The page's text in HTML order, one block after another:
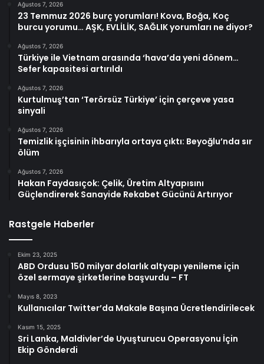
Ağustos 7, 2026
23 Temmuz 2026 burç yorumları! Kova, Boğa, Koç
burcu yorumu… AŞK, EVLİLİK, SAĞLIK yorumları ne diyor?
Ağustos 7, 2026
Türkiye ile Vietnam arasında ‘hava’da yeni dönem…
Sefer kapasitesi artırıldı
Ağustos 7, 2026
Kurtulmuş’tan ‘Terörsüz Türkiye’ için çerçeve yasa
sinyali
Ağustos 7, 2026
Temizlik işçisinin ihbarıyla ortaya çıktı: Beyoğlu’nda sır
ölüm
Ağustos 7, 2026
Hakan Faydasıçok: Çelik, Üretim Altyapısını
Güçlendirerek Sanayide Rekabet Gücünü Artırıyor
Rastgele Haberler
Ekim 23, 2025
ABD Ordusu 150 milyar dolarlık altyapı yenileme için
özel sermaye şirketlerine başvurdu – FT
Mayıs 8, 2023
Kullanıcılar Twitter’da Makale Başına Ücretlendirilecek
Kasım 15, 2025
Sri Lanka, Maldivler’de Uyuşturucu Operasyonu İçin
Ekip Gönderdi